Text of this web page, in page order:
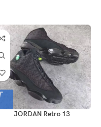
JORDAN Retro 13